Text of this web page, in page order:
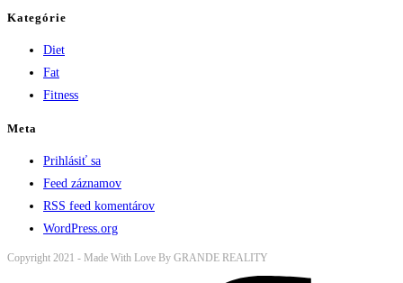
Kategórie
Diet
Fat
Fitness
Meta
Prihlásiť sa
Feed záznamov
RSS feed komentárov
WordPress.org
Copyright 2021 - Made With Love By GRANDE REALITY